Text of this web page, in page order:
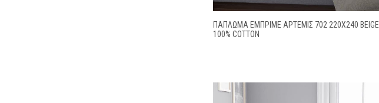
ΠΆΠΛΩΜΑ ΕΜΠΡΙΜΈ ΆΡΤΕΜΙΣ 702 220X240 BEIGE
100% COTTON